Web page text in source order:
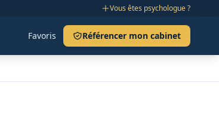
Vous êtes psychologue ?
Favoris Référencer mon cabinet